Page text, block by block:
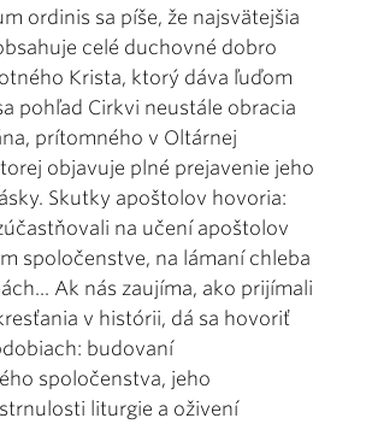
ordinis sa píše, že najsvätejšia
celé duchovné dobro
Krista, ktorý dáva ľuďom
pohľad Cirkvi neustále obracia
prítomného v Oltárnej
objavuje plné prejavenie jeho
Skutky apoštolov hovoria:
na učení apoštolov
spoločenstve, na lámaní chleba
Ak nás zaujíma, ako prijímali
v histórii, dá sa hovoriť
budovaní
spoločenstva, jeho
liturgie a oživení